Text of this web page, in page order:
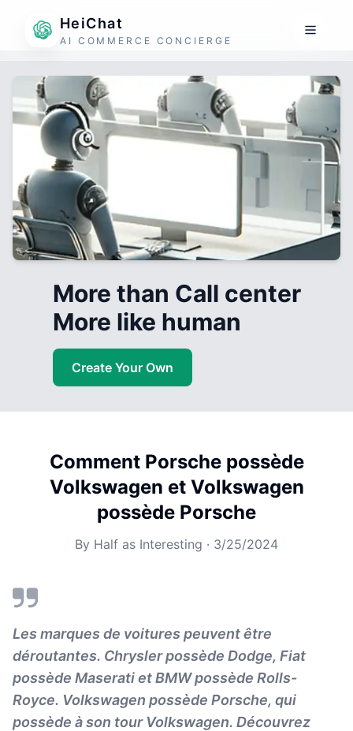
HeiChat
AI COMMERCE CONCIERGE
More than Call center
More like human
Create Your Own
Comment Porsche possède
Volkswagen et Volkswagen
possède Porsche
By Half as Interesting · 3/25/2024
Les marques de voitures peuvent être
déroutantes. Chrysler possède Dodge, Fiat
possède Maserati et BMW possède Rolls-
Royce. Volkswagen possède Porsche, qui
possède à son tour Volkswagen. Découvrez